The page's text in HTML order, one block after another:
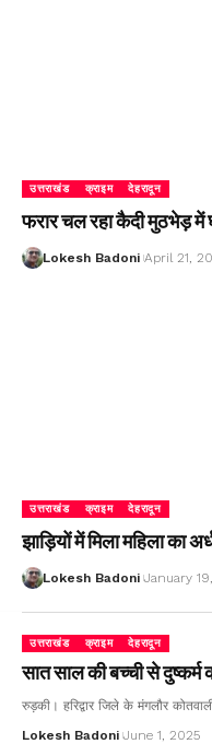
उत्तराखंड क्राइम देहरादून
फरार चल रहा कैदी मुठभेड़ में
Lokesh Badoni April 21,
उत्तराखंड क्राइम देहरादून
झाड़ियों में मिला महिला का
Lokesh Badoni January
उत्तराखंड क्राइम देहरादून
सात साल की बच्ची से
रुड़की। हरिद्वार जिले के मंगलौर
Lokesh Badoni June 1, 2025